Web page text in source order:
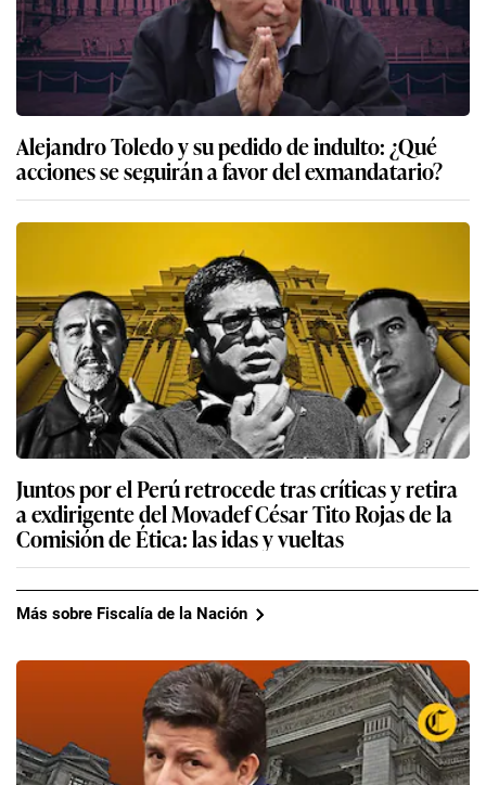
Alejandro Toledo y su pedido de indulto: ¿Qué
acciones se seguirán a favor del exmandatario?
Juntos por el Perú retrocede tras críticas y retira
a exdirigente del Movadef César Tito Rojas de la
Comisión de Ética: las idas y vueltas
Más sobre Fiscalía de la Nación